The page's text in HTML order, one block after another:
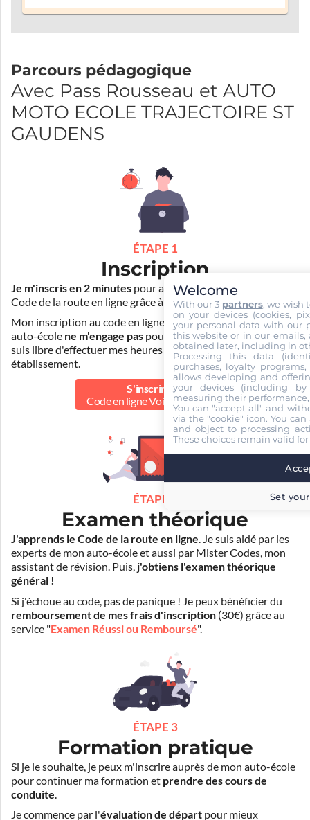
Parcours pédagogique
Avec Pass Rousseau et AUTO
MOTO ECOLE TRAJECTOIRE ST
GAUDENS
ÉTAPE 1
Inscription
Je m'inscris en 2 minutes pour accéder à ma formation au
Code de la route en ligne grâce à
Pass Rousseau Voiture.
Mon inscription au code en ligne voiture auprès de mon
auto-école ne m'engage pas pour la suite de ma formation. Je
suis libre d'effectuer mes heures de conduite dans un autre
établissement.
S'inscrire au
Code en ligne Voiture 39.90 €
ÉTAPE 2
Examen théorique
J'apprends le Code de la route en ligne. Je suis aidé par les
experts de mon auto-école et aussi par Mister Codes, mon
assistant de révision. Puis, j'obtiens l'examen théorique
général !
Si j'échoue au code, pas de panique ! Je peux bénéficier du
remboursement de mes frais d'inscription (30€) grâce au
service "Examen Réussi ou Remboursé".
ÉTAPE 3
Formation pratique
Si je le souhaite, je peux m'inscrire auprès de mon auto-école
pour continuer ma formation et prendre des cours de
conduite.
Je commence par l'évaluation de départ pour mieux
Welcome
With our 3 partners, we wish
on your devices (cookies,
your personal data with our
this website or in our emails,
obtained later, including in
Processing this data
purchases, loyalty
allows developing and
your devices (including
measuring their
You can "accept all" and
via the "cookie" icon. You
and object to processing
These choices remain valid
Set